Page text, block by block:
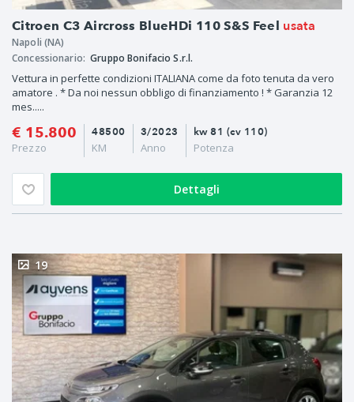
Citroen C3 Aircross BlueHDi 110 S&S Feel usata
Napoli (NA)
Concessionario: Gruppo Bonifacio S.r.l.
Vettura in perfette condizioni ITALIANA come da foto tenuta da vero
amatore . * Da noi nessun obbligo di finanziamento ! * Garanzia 12
mes.....
€ 15.800
Prezzo
3/2023
Anno
48500
KM
kw 81 (cv 110)
Potenza
Dettagli
19